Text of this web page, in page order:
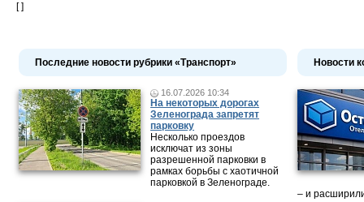
[ ]
Последние новости рубрики «Транспорт»
16.07.2026 10:34
На некоторых дорогах
Зеленограда запретят
парковку
Несколько проездов
исключат из зоны
разрешенной парковки в
рамках борьбы с хаотичной
парковкой в Зеленограде.
Новости
– и